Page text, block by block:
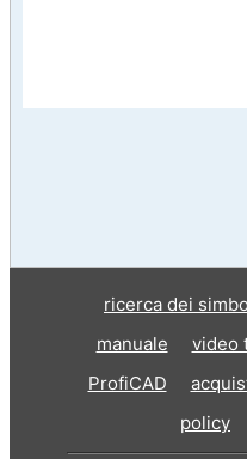
ricerca dei
manuale
video
ProfiCAD
policy